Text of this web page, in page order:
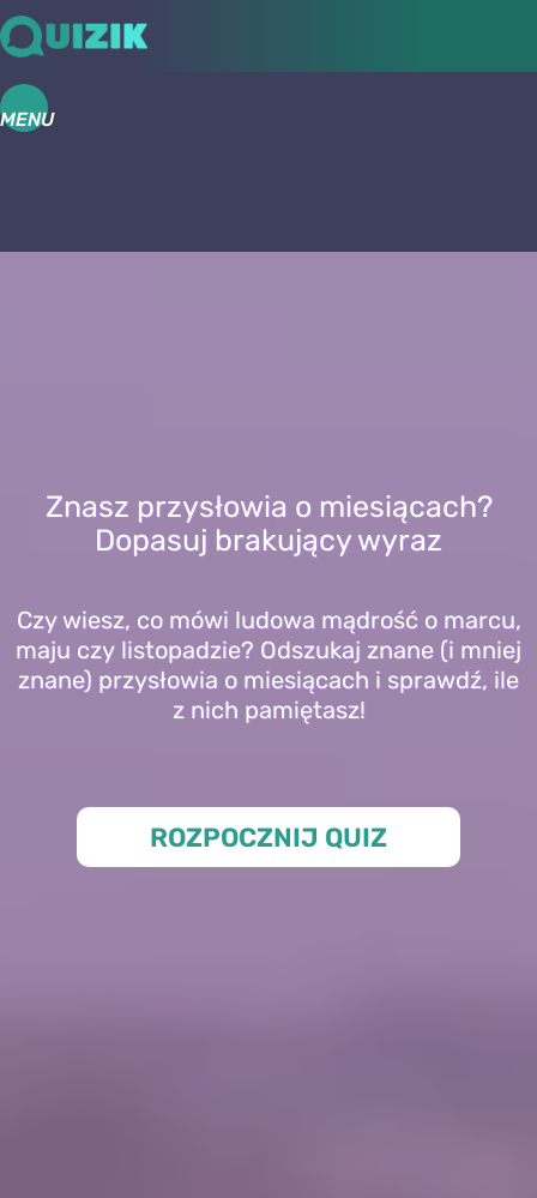
MENU
Znasz przysłowia o miesiącach?
Dopasuj brakujący wyraz
Czy wiesz, co mówi ludowa mądrość o marcu,
maju czy listopadzie? Odszukaj znane (i mniej
znane) przysłowia o miesiącach i sprawdź, ile
z nich pamiętasz!
ROZPOCZNIJ QUIZ